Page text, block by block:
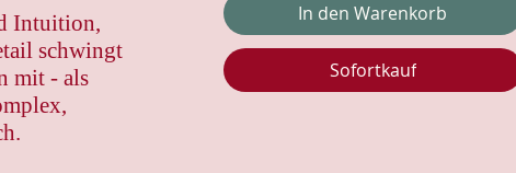
Intuition,
schwingt
mit - als
In den Warenkorb
Sofortkauf